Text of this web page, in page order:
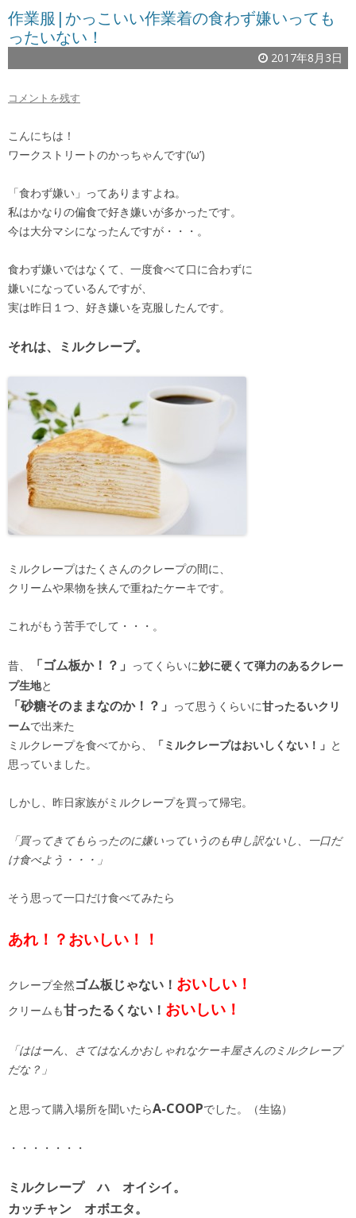
作業服|かっこいい作業着の食わず嫌いっても
ったいない！
2017年8月3日
コメントを残す
こんにちは！
ワークストリートのかっちゃんです(‘ω’)
「食わず嫌い」ってありますよね。
私はかなりの偏食で好き嫌いが多かったです。
今は大分マシになったんですが・・・。
食わず嫌いではなくて、一度食べて口に合わずに
嫌いになっているんですが、
実は昨日１つ、好き嫌いを克服したんです。
それは、ミルクレープ。
ミルクレープはたくさんのクレープの間に、
クリームや果物を挟んで重ねたケーキです。
これがもう苦手でして・・・。
昔、 「ゴム板か！？」 ってくらいに妙に硬くて弾力のあるクレー
プ生地と
「砂糖そのままなのか！？」 って思うくらいに甘ったるいクリ
ームで出来た
ミルクレープを食べてから、
「ミルクレープはおいしくない！」 と
思っていました。
しかし、昨日家族がミルクレープを買って帰宅。
「買ってきてもらったのに嫌いっていうのも申し訳ないし、一口だ
け食べよう・・・」
そう思って一口だけ食べてみたら
あれ！？おいしい！！
クレープ全然ゴム板じゃない！ おいしい！
クリームも甘ったるくない！ おいしい！
「ははーん、さてはなんかおしゃれなケーキ屋さんのミルクレープ
だな？」
と思って購入場所を聞いたらA-COOPでした。（生協）
・・・・・・・
ミルクレープ ハ オイシイ。
カッチャン オボエタ。